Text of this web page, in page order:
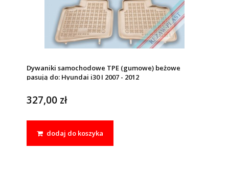
Dywaniki samochodowe TPE (gumowe) beżowe
pasują do: Hyundai i30 I 2007 - 2012
327,00 zł
dodaj do koszyka